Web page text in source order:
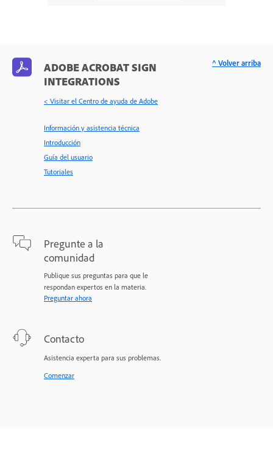
ADOBE ACROBAT SIGN
INTEGRATIONS
< Visitar el Centro de ayuda de Adobe
Información y asistencia técnica
Introducción
Guía del usuario
Tutoriales
Pregunte a la
comunidad
Publique sus preguntas para que le
respondan expertos en la materia.
Preguntar ahora
Contacto
Asistencia experta para sus problemas.
Comenzar
^ Volver arriba